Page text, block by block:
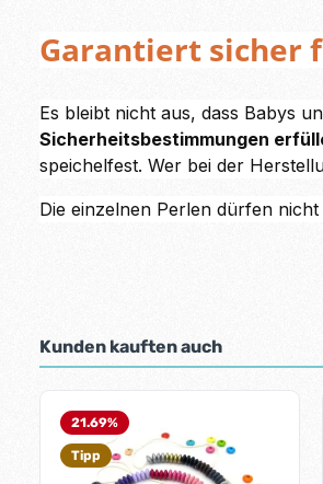
Garantiert sicher
Es bleibt nicht aus, dass Babys
Sicherheitsbestimmungen
speichelfest. Wer bei der
Die einzelnen Perlen dürfen
Kunden kauften auch
21.69%
Tipp